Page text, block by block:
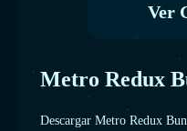
Ver
Metro Redux
Descargar Metro Redux